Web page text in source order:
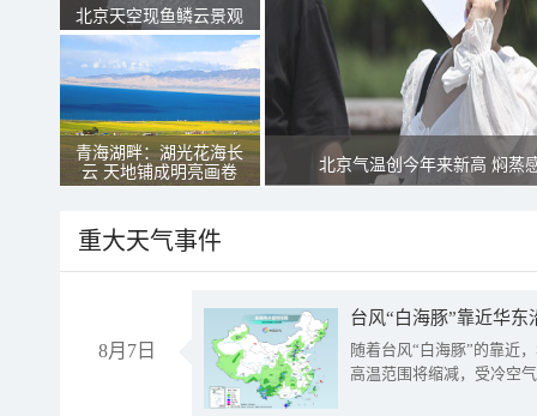
北京天空现鱼鳞云景观
青海湖畔：湖光花海长
云 天地铺成明亮画卷
北京气温创今年来新高 焖蒸
重大天气事件
8月7日
台风“白海豚”靠近华
随着台风“白海豚”的靠近
高温范围将缩减，受冷空